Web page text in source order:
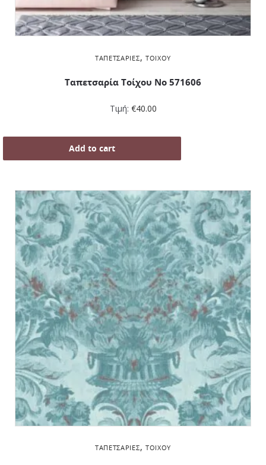
ΤΑΠΕΤΣΑΡΊΕΣ, ΤΟΊΧΟΥ
Ταπετσαρία Τοίχου Νο 571606
Τιμή: €40.00
Add to cart
ΤΑΠΕΤΣΑΡΊΕΣ, ΤΟΊΧΟΥ